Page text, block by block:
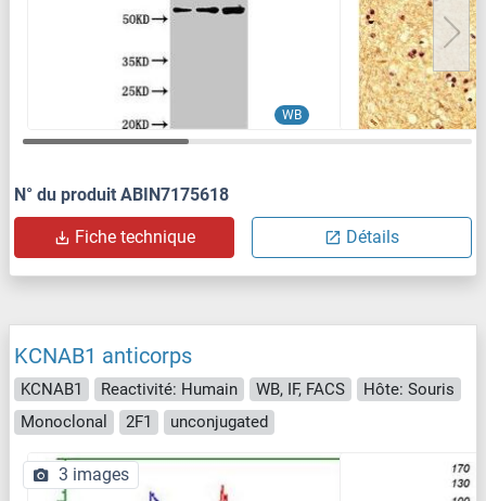
WB
N° du produit ABIN7175618
Fiche technique Détails
KCNAB1 anticorps
KCNAB1 Reactivité: Humain WB, IF, FACS
Hôte: Souris
Monoclonal
2F1 unconjugated
3 images